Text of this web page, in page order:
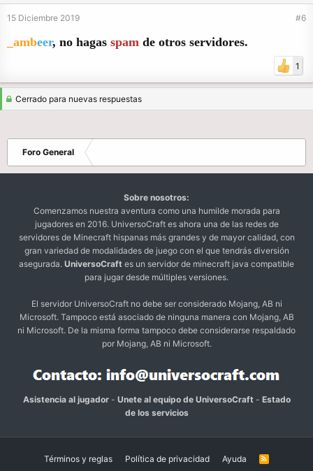
15 Diciembre 2019 #6
_ambeer, no hagas spam de otros servidores.
1
Cerrado para nuevas respuestas
Foro General
Sobre nosotros:
Comenzamos nuestra aventura como una humilde morada para
jugadores en 2016. UniversoCraft es ahora una de las redes de
servidores de Minecraft hispanas más grandes y de mayor calidad, con
gran variedad de modalidades de juego con el que tendrás diversión
asegurada. UniversoCraft es un servidor de minecraft java compatible
para jugar desde múltiples versiones.
El servidor UniversoCraft no debe ser considerado Mojang, AB ni
Microsoft. Tampoco está asociado de ninguna manera con Mojang, AB
ni Microsoft. De la misma forma tampoco debe considerarse respaldado
por Mojang, AB ni Microsoft.
Asistencia al jugador- Unete al equipo de UniversoCraft- Estado
de los servicios
Términos y reglas Política de privacidad Ayuda
R